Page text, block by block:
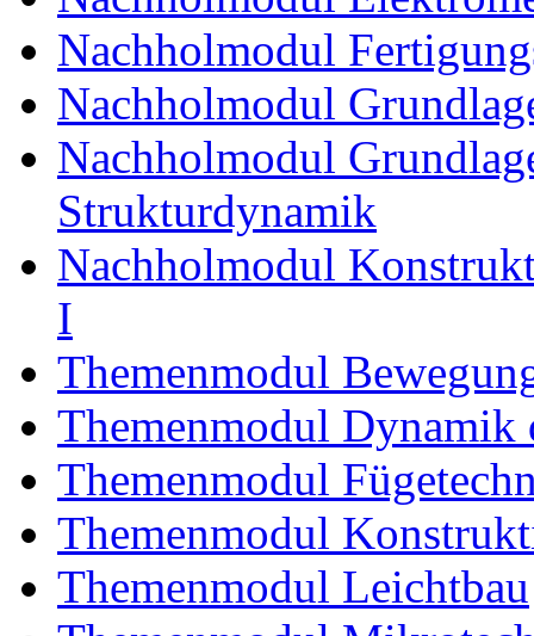
Nachholmodul
Nachholmodul
Nachholmodul
Strukturdynamik
Nachholmodul
I
Themenmodul
Themenmodul Dynamik
Themenmodul
Themenmodul
Themenmodul Leichtbau